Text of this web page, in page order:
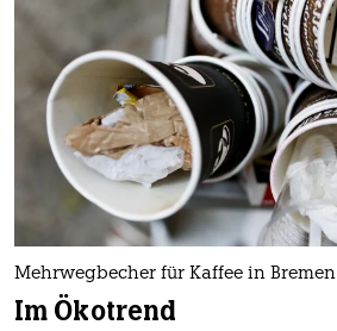
Mehrwegbecher für Kaffee in Bremen
Im Ökotrend